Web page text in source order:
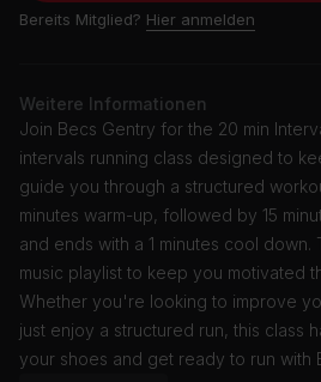
Bereits Mitglied? Hier anmelden
Weitere Informationen
Join Becs Gentry for the 20 min
intervals running class designed to
guide you through a structured
minutes warm-up, followed by 15
and ends with a 1 minutes cool
music playlist to keep you motivated
Whether you're looking to improve
just enjoy a structured run, this class
your shoes and get ready to run with